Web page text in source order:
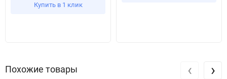
Купить в 1 клик
Похожие товары ‹ ›